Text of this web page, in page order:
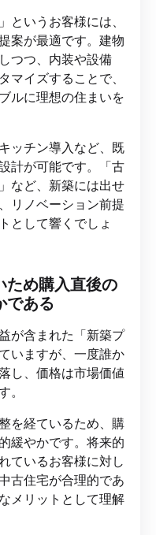
というお客様には、
案が最適です。建物
つつ、内装や設備
マイズすることで、
ルに理想の住まいを
ッチン導入など、既
計が可能です。「古
など、新築には出せ
リノベーション前提
として響くでしょ
ため購入直後の
である
が含まれた「新築プ
いますが、一度誰か
し、価格は市場価値
。
を経ているため、購
緩やかです。将来的
ているお客様に対し
古住宅が合理的であ
メリットとして理解